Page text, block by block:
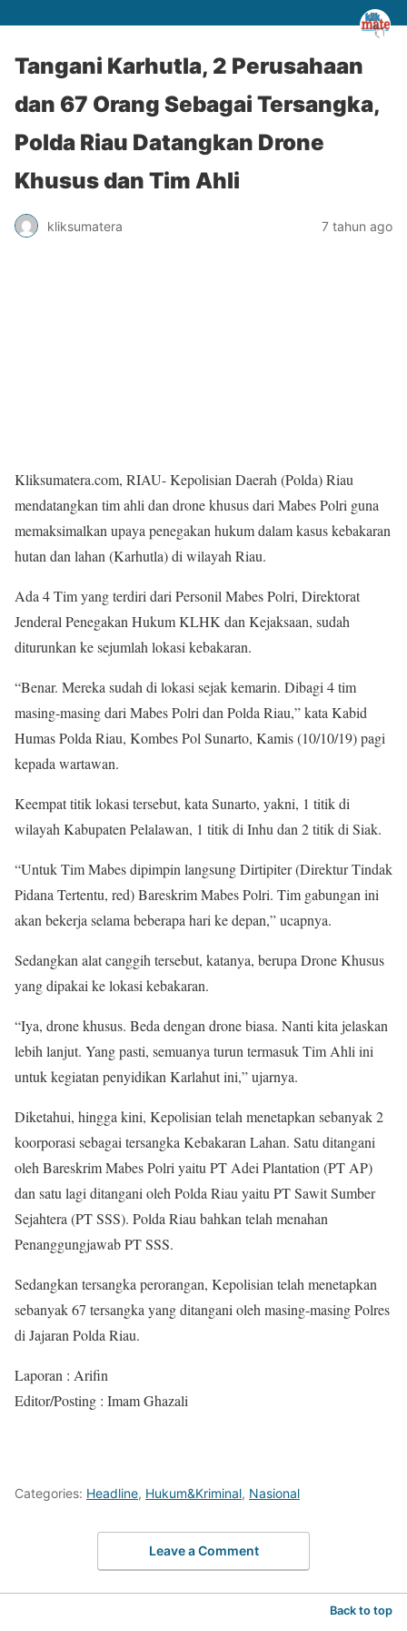
Tangani Karhutla, 2 Perusahaan
dan 67 Orang Sebagai Tersangka,
Polda Riau Datangkan Drone
Khusus dan Tim Ahli
kliksumatera 7 tahun ago
Kliksumatera.com, RIAU- Kepolisian Daerah (Polda) Riau
mendatangkan tim ahli dan drone khusus dari Mabes Polri guna
memaksimalkan upaya penegakan hukum dalam kasus kebakaran
hutan dan lahan (Karhutla) di wilayah Riau.
Ada 4 Tim yang terdiri dari Personil Mabes Polri, Direktorat
Jenderal Penegakan Hukum KLHK dan Kejaksaan, sudah
diturunkan ke sejumlah lokasi kebakaran.
“Benar. Mereka sudah di lokasi sejak kemarin. Dibagi 4 tim
masing-masing dari Mabes Polri dan Polda Riau,” kata Kabid
Humas Polda Riau, Kombes Pol Sunarto, Kamis (10/10/19) pagi
kepada wartawan.
Keempat titik lokasi tersebut, kata Sunarto, yakni, 1 titik di
wilayah Kabupaten Pelalawan, 1 titik di Inhu dan 2 titik di Siak.
“Untuk Tim Mabes dipimpin langsung Dirtipiter (Direktur Tindak
Pidana Tertentu, red) Bareskrim Mabes Polri. Tim gabungan ini
akan bekerja selama beberapa hari ke depan,” ucapnya.
Sedangkan alat canggih tersebut, katanya, berupa Drone Khusus
yang dipakai ke lokasi kebakaran.
“Iya, drone khusus. Beda dengan drone biasa. Nanti kita jelaskan
lebih lanjut. Yang pasti, semuanya turun termasuk Tim Ahli ini
untuk kegiatan penyidikan Karlahut ini,” ujarnya.
Diketahui, hingga kini, Kepolisian telah menetapkan sebanyak 2
koorporasi sebagai tersangka Kebakaran Lahan. Satu ditangani
oleh Bareskrim Mabes Polri yaitu PT Adei Plantation (PT AP)
dan satu lagi ditangani oleh Polda Riau yaitu PT Sawit Sumber
Sejahtera (PT SSS). Polda Riau bahkan telah menahan
Penanggungjawab PT SSS.
Sedangkan tersangka perorangan, Kepolisian telah menetapkan
sebanyak 67 tersangka yang ditangani oleh masing-masing Polres
di Jajaran Polda Riau.
Laporan : Arifin
Editor/Posting : Imam Ghazali
Categories: Headline, Hukum&Kriminal, Nasional
Leave a Comment
Back to top